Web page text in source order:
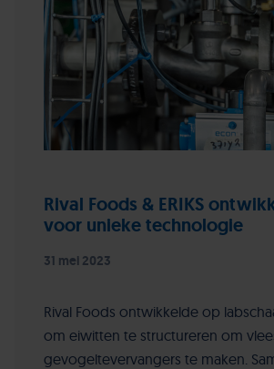
Rival Foods & ERIKS
voor unieke technologie
31 mei 2023
Rival Foods ontwikkelde op
om eiwitten te structureren om
gevogeltevervangers te maken.